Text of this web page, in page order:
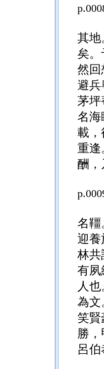
其地
矣。
然回
避兵
茅坪
名海
載，
重逢
酬，
名韁
迎養
林共
有夙
人也
為文
笑賢
勝
呂